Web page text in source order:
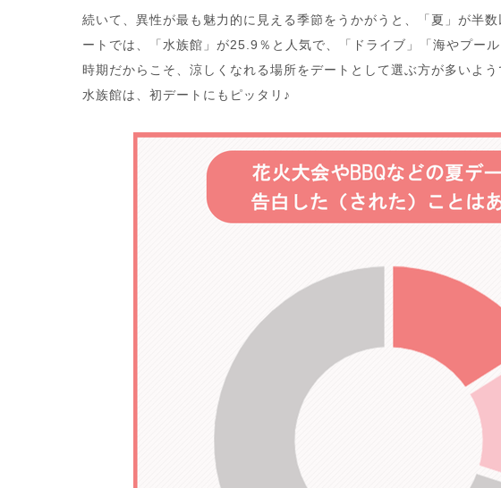
続いて、異性が最も魅力的に見える季節をうかがうと、「夏」が半
ートでは、「水族館」が25.9％と人気で、「ドライブ」「海やプー
時期だからこそ、涼しくなれる場所をデートとして選ぶ方が多いよ
水族館は、初デートにもピッタリ♪